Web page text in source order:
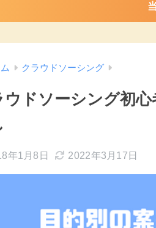
クラウドソーシング
ウドソーシング初
年1月8日 2022年3月17日